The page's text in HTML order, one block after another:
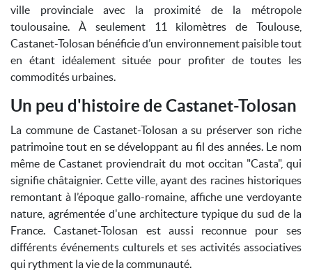
ville provinciale avec la proximité de la métropole
toulousaine. À seulement 11 kilomètres de Toulouse,
Castanet-Tolosan bénéficie d’un environnement paisible tout
en étant idéalement située pour profiter de toutes les
commodités urbaines.
Un peu d'histoire de Castanet-Tolosan
La commune de Castanet-Tolosan a su préserver son riche
patrimoine tout en se développant au fil des années. Le nom
même de Castanet proviendrait du mot occitan "Casta", qui
signifie châtaignier. Cette ville, ayant des racines historiques
remontant à l’époque gallo-romaine, affiche une verdoyante
nature, agrémentée d'une architecture typique du sud de la
France. Castanet-Tolosan est aussi reconnue pour ses
différents événements culturels et ses activités associatives
qui rythment la vie de la communauté.